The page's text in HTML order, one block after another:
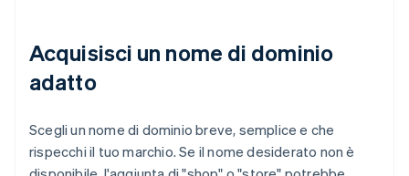
Acquisisci un nome di dominio
adatto
Scegli un nome di dominio breve, semplice e che
rispecchi il tuo marchio. Se il nome desiderato non è